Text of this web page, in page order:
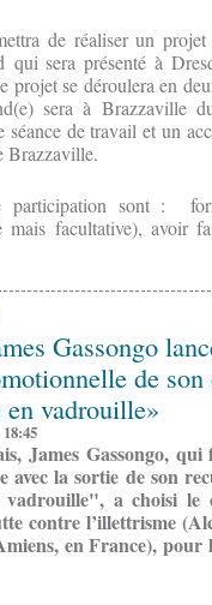
de réaliser un
qui sera présenté à
projet se déroulera en
sera à Brazzaville
séance de travail et un
Brazzaville.
participation sont :
mais facultative), avoir
Gassongo
de son
en vadrouille»
James Gassongo, qui
avec la sortie de son
vadrouille", a choisi le
contre l’illettrisme
en France), pour